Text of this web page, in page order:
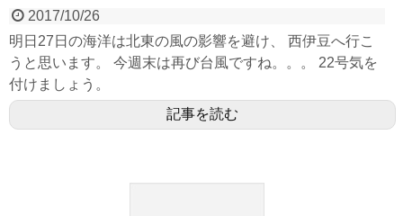
2017/10/26
明日27日の海洋は北東の風の影響を避け、 西伊豆へ行こ
うと思います。 今週末は再び台風ですね。。。 22号気を
付けましょう。
記事を読む